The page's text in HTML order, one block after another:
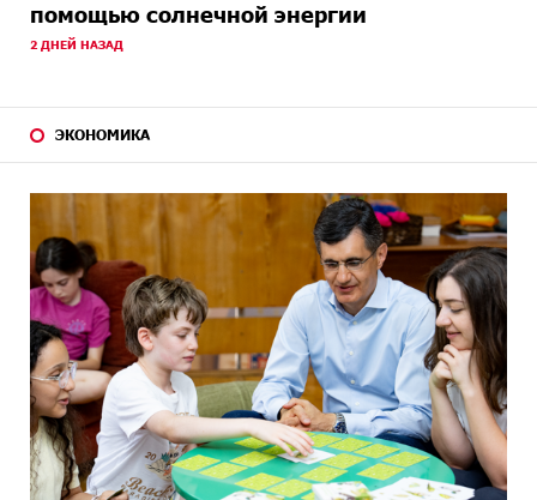
помощью солнечной энергии
2 ДНЕЙ НАЗАД
ЭКОНОМИКА